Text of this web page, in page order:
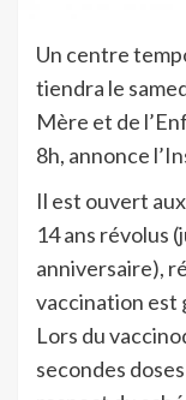
Un centre
tiendra le
Mère et de
8h, annonce
Il est ouvert
14 ans révolus
anniversaire),
vaccination est
Lors du
secondes